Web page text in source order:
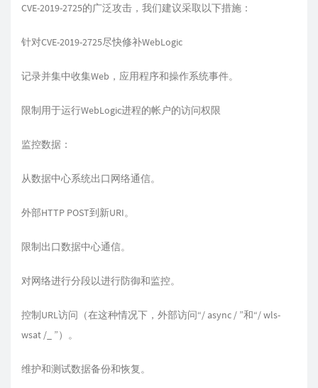
CVE-2019-2725的广泛攻击，我们建议采取以下措施：
针对CVE-2019-2725尽快修补WebLogic
记录并集中收集Web，应用程序和操作系统事件。
限制用于运行WebLogic进程的帐户的访问权限
监控数据：
从数据中心系统出口网络通信。
外部HTTP POST到新URI。
限制出口数据中心通信。
对网络进行分段以进行防御和监控。
控制URL访问（在这种情况下，外部访问“/ async / ”和“/ wls-
wsat /_ ”）。
维护和测试数据备份和恢复。